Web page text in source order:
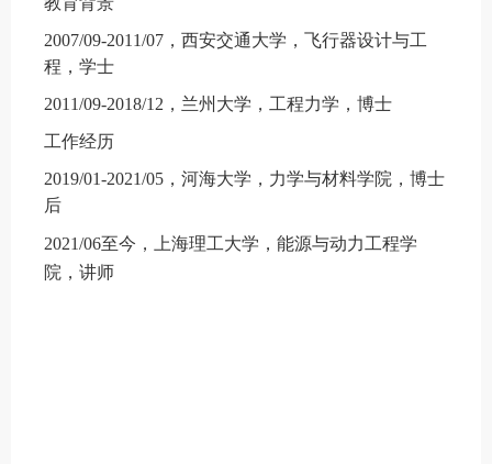
2007/09-2011/07 ，西安交通大学， 飞行器设计与工
程 ，学士
2011/09-2018/12 ， 兰州大学 ， 工程力学 ，博士
工作经历
2019/01-2021/05 ，河海大学，力学与材料学院，博士
后
2021/06至今，上海理工大学，能源与动力工程学
院，讲师